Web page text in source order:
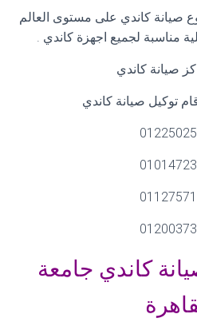
صيانة كاندي على مستوى العالم
مناسبة لجميع اجهزة كاندي .
صيانة كاندي
توكيل صيانة كاندي
كاندي جامعة